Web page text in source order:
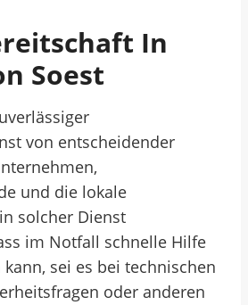
In
Soest
von entscheidender
und die lokale
solcher Dienst
im Notfall schnelle Hilfe
sei es bei technischen
oder anderen